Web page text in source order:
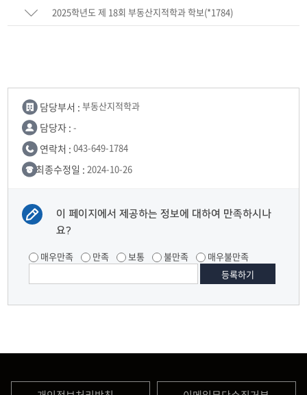
2025학년도 제 18회 부동산지적학과 학보(*1784)
담당부서 : 부동산지적학과
담당자 : -
연락처 : 043-649-1784
최종수정일 : 2024-10-26
이 페이지에서 제공하는 정보에 대하여 만족하시나
요?
매우만족 만족 보통 불만족 매우불만족